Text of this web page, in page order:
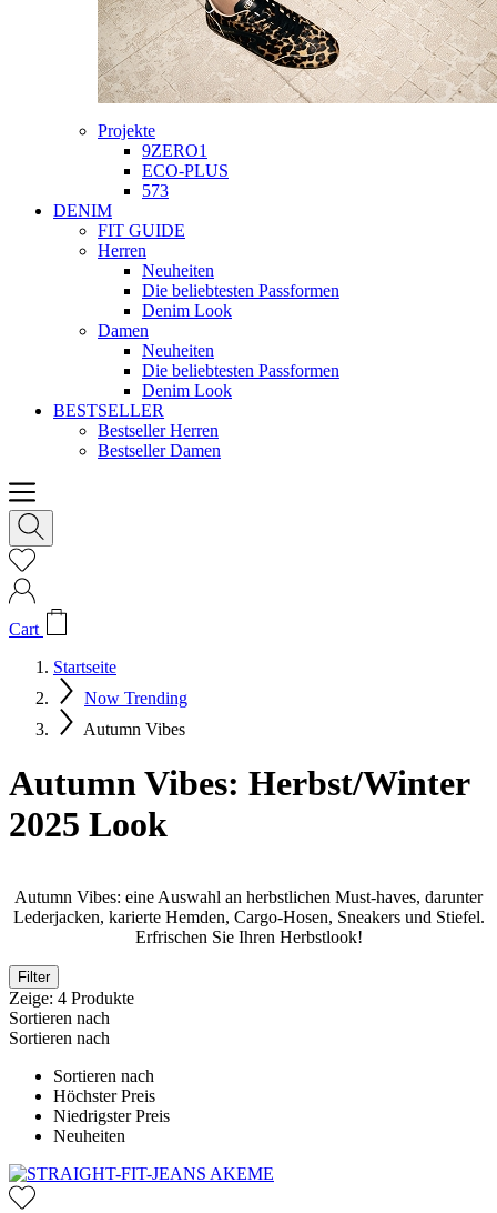
Projekte
9ZERO1
ECO-PLUS
573
DENIM
FIT GUIDE
Herren
Neuheiten
Die beliebtesten Passformen
Denim Look
Damen
Neuheiten
Die beliebtesten Passformen
Denim Look
BESTSELLER
Bestseller Herren
Bestseller Damen
Cart
Startseite
Now Trending
Autumn Vibes
Autumn Vibes: Herbst/Winter
2025 Look
Autumn Vibes: eine Auswahl an herbstlichen Must-haves, darunter
Lederjacken, karierte Hemden, Cargo-Hosen, Sneakers und Stiefel.
Erfrischen Sie Ihren Herbstlook!
Filter
Zeige: 4 Produkte
Sortieren nach
Sortieren nach
Sortieren nach
Höchster Preis
Niedrigster Preis
Neuheiten